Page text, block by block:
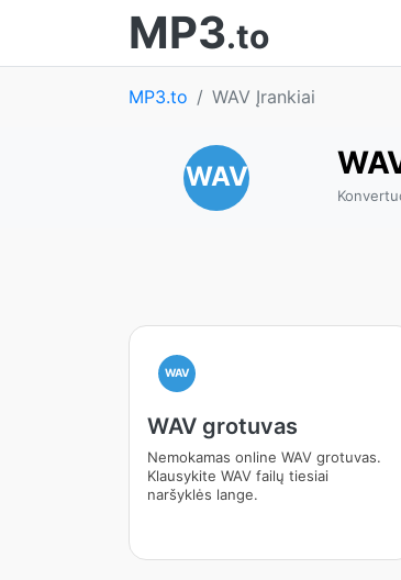
MP3.to
MP3.to WAV Įrankiai
WAV
WAV
WAV grotuvas
Nemokamas online WAV grotuvas.
Klausykite WAV failų tiesiai
naršyklės lange.